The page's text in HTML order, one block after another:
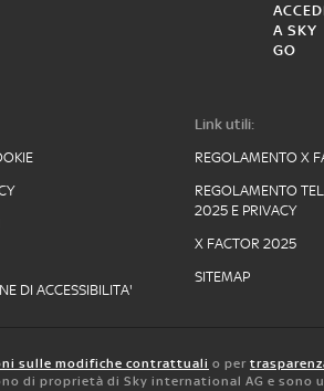
A SKY
GO
DI ACCESSIBILITA'
Link utili:
REGOLAMENTO X
REGOLAMENTO
2025 E PRIVACY
X FACTOR 2025
SITEMAP
sulle modifiche contrattuali o per
di proprietà di Sky international AG e sono